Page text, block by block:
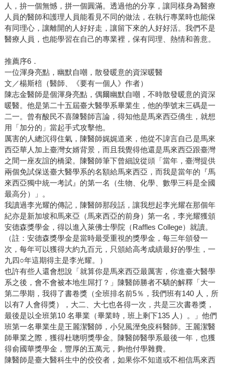
人，拚一個無憾，拼一個圓滿。透過他的分享，讓同樣身為醫療
人員的醫師和護理人員能看見不同的做法，在執行專業時也能保
有同理心，讓離開的人好好走，讓留下來的人好好活。我們不是
醫療人員，也能學習在自己的專業裡，保有同理、熱情和善意。
推薦序6．
一位渾身亮點，幽默自嘲，散發暖意的資深暖醫
文／楊斯棓（醫師、《要有一個人》作者）
陳志金醫師是個渾身亮點，偶爾幽默自嘲，不時散發暖意的資深
暖醫。他是第二十五屆臺大醫學系畢業生，他的學號末三碼是一
二一。曾有酸民不喜陳醫師言論，得知他是馬來西亞僑生，就想
用「加分的」當起手式攻擊他。
厲害的人總沉得住氣，陳醫師娓娓道來，他從不諱言自己是馬來
西亞華人加上臺灣女婿背景，而且我覺得他還是馬來西亞跟臺灣
之間一座友誼的橋梁。陳醫師筆下曾細說從頭「當年，臺灣提供
兩個免試保送臺大醫學系的名額給馬來西亞，而我是當年的『馬
來西亞獨中統一考試』的第一名（生物、化學、數學三科是全國
最高分）」。
我讀過李光耀的傳記，陳醫師那段話，讓我想起李光耀在那個年
紀亦是新加坡和馬來亞（馬來西亞的前身）第一名，李光耀獲頒
安德森獎學金，得以進入萊佛士學院（Raffles College）就讀。
（註：安德森獎學金是當時最受重視的獎學金，每三年頒發一
次，每年可以獲得大約九百元，只頒給高考成績最好的學生，一
九四○年這期得主是李光耀。）
也許有些人還會想說「就算你是馬來西亞最厲害，你進臺大醫學
系之後，會不會被本地生屌打？」陳醫師勝者不驕的解釋「大一
第二學期，我得了書卷獎（全班排名前5％，我們班有140 人，所
以有7 人會得獎），大二、大七也各得一次，共是三次書卷獎，
最後是以全班第10 名畢業（畢業時，班上剩下135 人）。」他們
班第一名畢業生是王麗潔醫師，小兒風溼免疫科醫師。王麗潔醫
師畢業之際，獲得杜聰明獎學金。陳醫師醫學系最後一年，也獲
得俞國華獎學金，豐厚的五萬元，夠他付學雜費。
陳醫師是臺大醫科生中的佼佼者，如果你不知道或不相信馬來西